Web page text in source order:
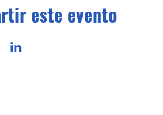
este evento